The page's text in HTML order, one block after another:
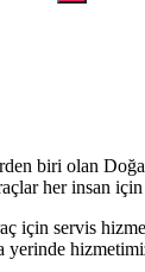
biri olan
her insan
için servis
yerinde